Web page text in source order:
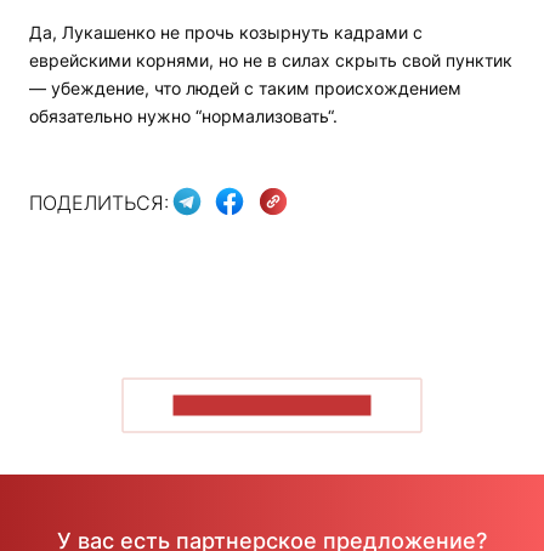
Да, Лукашенко не прочь козырнуть кадрами с
еврейскими корнями, но не в силах скрыть свой пунктик
— убеждение, что людей с таким происхождением
обязательно нужно “нормализовать“.
ПОДЕЛИТЬСЯ:
У вас есть партнерское предложение?